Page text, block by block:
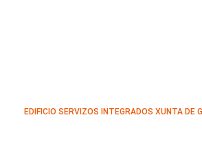
EDIFICIO SERVIZOS INTEGRADOS XUNTA DE